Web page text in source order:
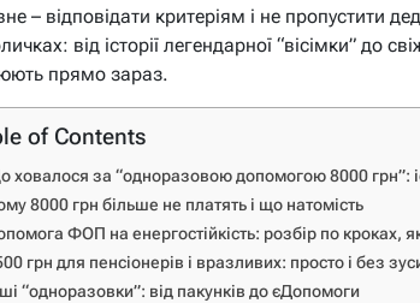
– відповідати критеріям і не пропустити
від історії легендарної “вісімки” до
прямо зараз.
of Contents
ховалося за “одноразовою допомогою 8000 грн”:
8000 грн більше не платять і що натомість
ФОП на енергостійкість: розбір по кроках,
грн для пенсіонерів і вразливих: просто і без
“одноразовки”: від пакунків до єДопомоги